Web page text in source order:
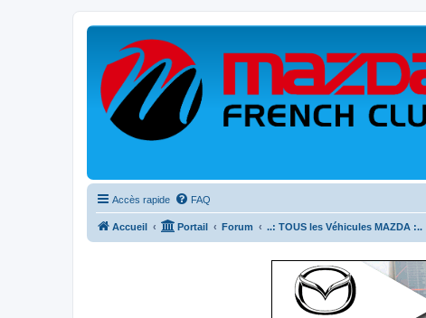
Accès rapide FAQ
Accueil Portail Forum ..: TOUS les Véhicules MAZDA :..